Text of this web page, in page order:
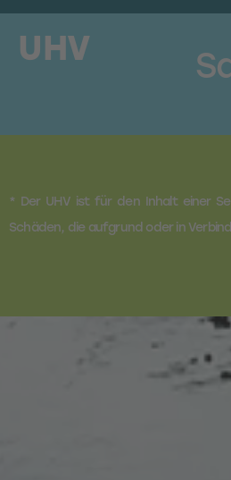
UHV
* Der UHV ist für den Inhalt einer
Schäden, die aufgrund oder in